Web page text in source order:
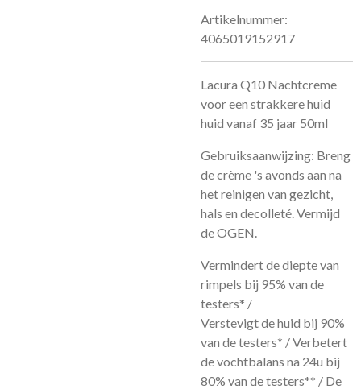
Artikelnummer:
4065019152917
Lacura Q10 Nachtcreme
voor een strakkere huid
huid vanaf 35 jaar 50ml
Gebruiksaanwijzing: Breng
de crème 's avonds aan na
het reinigen van gezicht,
hals en decolleté. Vermijd
de OGEN.
Vermindert de diepte van
rimpels bij 95% van de
testers* /
Verstevigt de huid bij 90%
van de testers* / Verbetert
de vochtbalans na 24u bij
80% van de testers** / De